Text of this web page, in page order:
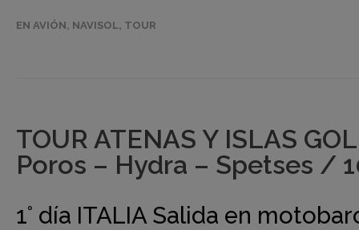
EN AVIÓN, NAVISOL, TOUR
TOUR ATENAS Y ISLAS
Poros – Hydra – Spetses /
1° día ITALIA Salida en